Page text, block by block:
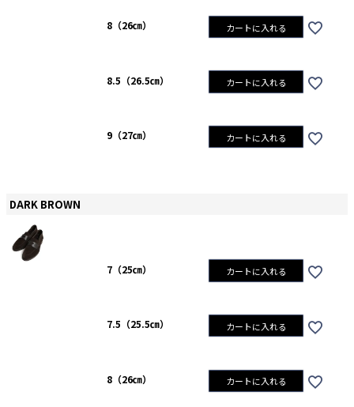
8（26㎝） カートに入れる
8.5（26.5㎝） カートに入れる
9（27㎝） カートに入れる
DARK BROWN
7（25㎝） カートに入れる
7.5（25.5㎝） カートに入れる
8（26㎝） カートに入れる